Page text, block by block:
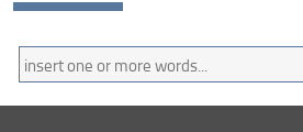
Find